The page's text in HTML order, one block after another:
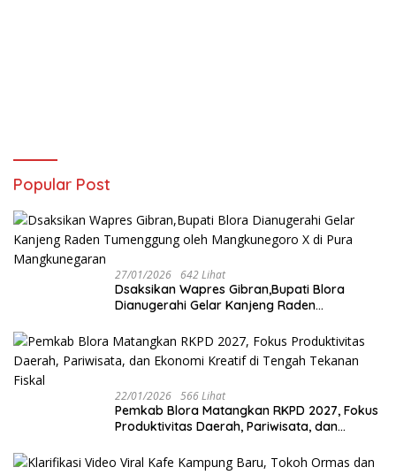
Popular Post
27/01/2026 642 Lihat
‎Dsaksikan Wapres Gibran,Bupati Blora
Dianugerahi Gelar Kanjeng Raden
Mangkunegaran
22/01/2026 566 Lihat
‎Pemkab Blora Matangkan RKPD 2027, Fokus
Produktivitas Daerah, Pariwisata, dan